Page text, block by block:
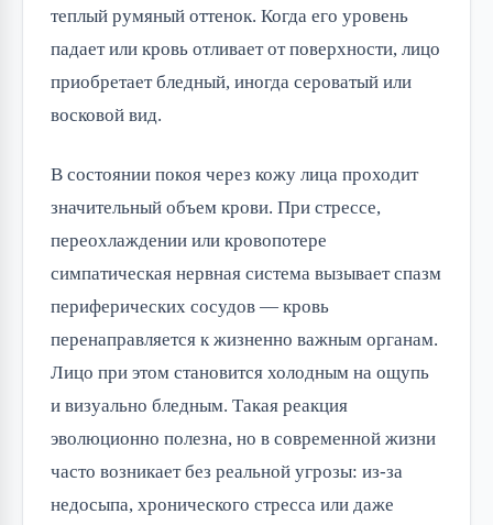
теплый румяный оттенок. Когда его уровень
падает или кровь отливает от поверхности, лицо
приобретает бледный, иногда сероватый или
восковой вид.
В состоянии покоя через кожу лица проходит
значительный объем крови. При стрессе,
переохлаждении или кровопотере
симпатическая нервная система вызывает спазм
периферических сосудов — кровь
перенаправляется к жизненно важным органам.
Лицо при этом становится холодным на ощупь
и визуально бледным. Такая реакция
эволюционно полезна, но в современной жизни
часто возникает без реальной угрозы: из-за
недосыпа, хронического стресса или даже